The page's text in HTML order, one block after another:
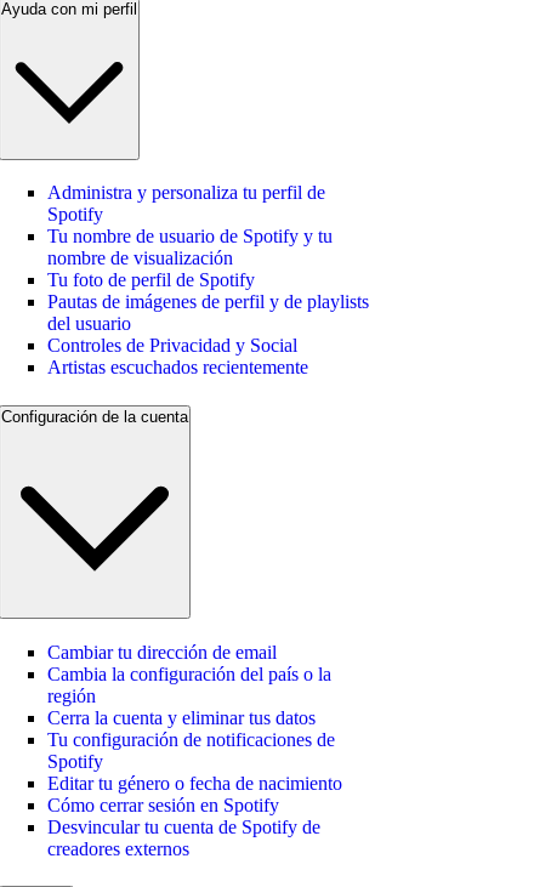
Ayuda con mi perfil
Administra y personaliza tu perfil de
Spotify
Tu nombre de usuario de Spotify y tu
nombre de visualización
Tu foto de perfil de Spotify
Pautas de imágenes de perfil y de playlists
del usuario
Controles de Privacidad y Social
Artistas escuchados recientemente
Configuración de la cuenta
Cambiar tu dirección de email
Cambia la configuración del país o la
región
Cerra la cuenta y eliminar tus datos
Tu configuración de notificaciones de
Spotify
Editar tu género o fecha de nacimiento
Cómo cerrar sesión en Spotify
Desvincular tu cuenta de Spotify de
creadores externos